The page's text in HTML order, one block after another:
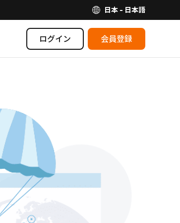
日本 - 日本語
ログイン 会員登録